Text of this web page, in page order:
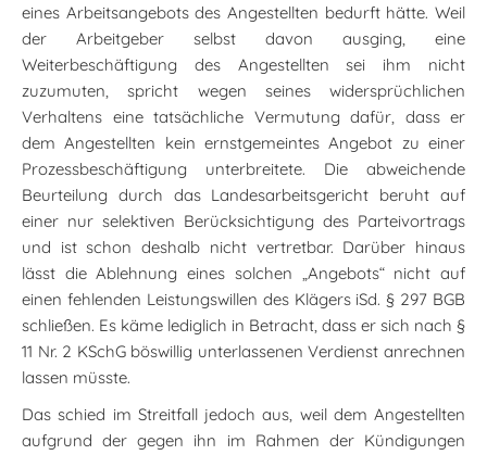
eines Arbeitsangebots des Angestellten bedurft hätte. Weil
der Arbeitgeber selbst davon ausging, eine
Weiterbeschäftigung des Angestellten sei ihm nicht
zuzumuten, spricht wegen seines widersprüchlichen
Verhaltens eine tatsächliche Vermutung dafür, dass er
dem Angestellten kein ernstgemeintes Angebot zu einer
Prozessbeschäftigung unterbreitete. Die abweichende
Beurteilung durch das Landesarbeitsgericht beruht auf
einer nur selektiven Berücksichtigung des Parteivortrags
und ist schon deshalb nicht vertretbar. Darüber hinaus
lässt die Ablehnung eines solchen „Angebots“ nicht auf
einen fehlenden Leistungswillen des Klägers iSd. § 297 BGB
schließen. Es käme lediglich in Betracht, dass er sich nach §
11 Nr. 2 KSchG böswillig unterlassenen Verdienst anrechnen
lassen müsste.
Das schied im Streitfall jedoch aus, weil dem Angestellten
aufgrund der gegen ihn im Rahmen der Kündigungen